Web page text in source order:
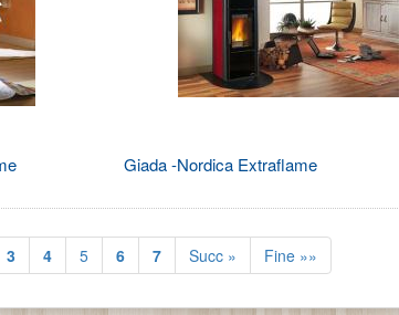
Giada -Nordica Extraflame
3 4 5 6 7 Succ » Fine »»